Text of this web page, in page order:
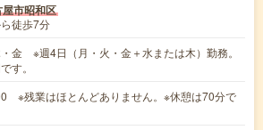
市昭和区
徒歩7分
金 ※週4日（月・火・金＋水または木）勤務。
す。
※残業はほとんどありません。※休憩は70分で